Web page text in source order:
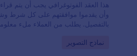
هذا العقد الفوتوغرافي يجب أن يتم
وأن يقدموا موافقتهم على كل شرط
بالتفصيل. يطلب من العملاء ملء
النموذج باستخدام التوقيع الإلكتروني.
Go to Category:
نماذج التصوير